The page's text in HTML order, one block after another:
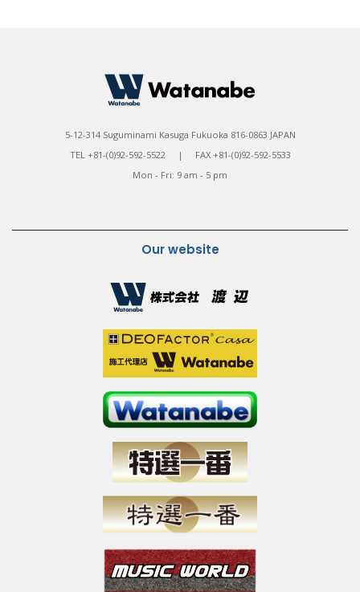
5-12-314 Suguminami Kasuga Fukuoka 816-0863 JAPAN
TEL +81-(0)92-592-5522 | FAX +81-(0)92-592-5533
Mon - Fri: 9 am - 5 pm
Our website